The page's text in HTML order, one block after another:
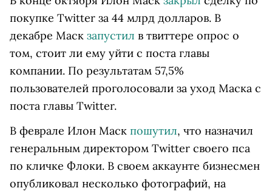
покупке Twitter за 44 млрд долларов. В
декабре Маск запустил в твиттере опрос о
том, стоит ли ему уйти с поста главы
компании. По результатам 57,5%
пользователей проголосовали за уход Маска с
поста главы Twitter.
В феврале Илон Маск пошутил, что назначил
генеральным директором Twitter своего пса
по кличке Флоки. В своем аккаунте бизнесмен
опубликовал несколько фотографий, на